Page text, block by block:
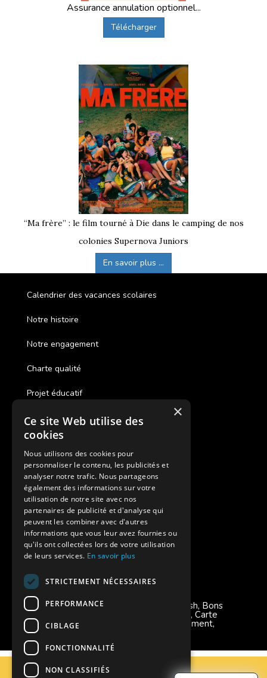
Assurance annulation optionnel...
Télécharger
“Ma frère” : le film tourné à Die dans le camping de nos
colonies Supernova Juniors
En savoir plus ...
Calendrier des vacances scolaires
Notre histoire
Notre engagement
Charte qualité
Projet éducatif
Des colonies de vacances inclusives
Assurances annulations
Aides financières pour partir en colonie
Charte de confidentialité
Vacances Adaptées Adulte Supernova
Modes de règlement acceptés
Chèque, Virement, Espèces, Mandats cash, Bons
CAF, Conseil général, Chèques vacances, Carte
bancaire, Prise en charge reçu sans règlement,
Prélèvement, Pass Colo
×
Ce site Web utilise des
cookies
Nous utilisons des cookies pour
personnaliser le contenu, les publicités et
analyser notre trafic. Nous partageons
également des informations sur votre
utilisation de notre site avec nos
partenaires de publicité et d'analyse qui
peuvent les combiner avec d'autres
informations que vous leur avez fournies ou
qu'ils ont collectées lors de votre utilisation
de leurs services. En savoir plus
STRICTEMENT NÉCESSAIRES
PERFORMANCE
CIBLAGE
FONCTIONNALITÉ
NON CLASSIFIÉS